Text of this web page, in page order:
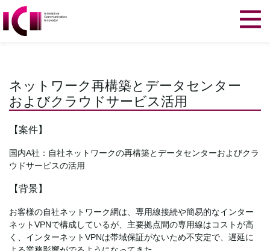
ネットワーク再構築とデータセンター
およびクラウドサービス活用
【案件】
国内A社：自社ネットワークの再構築とデータセンターおよびクラ
ウドサービスの活用
【背景】
お客様の自社ネットワーク網は、専用線接続や簡易的なインター
ネットVPNで構成しているが、主要拠点間の専用線はコストが高
く、インターネットVPNは帯域保証がないため不安定で、遅延に